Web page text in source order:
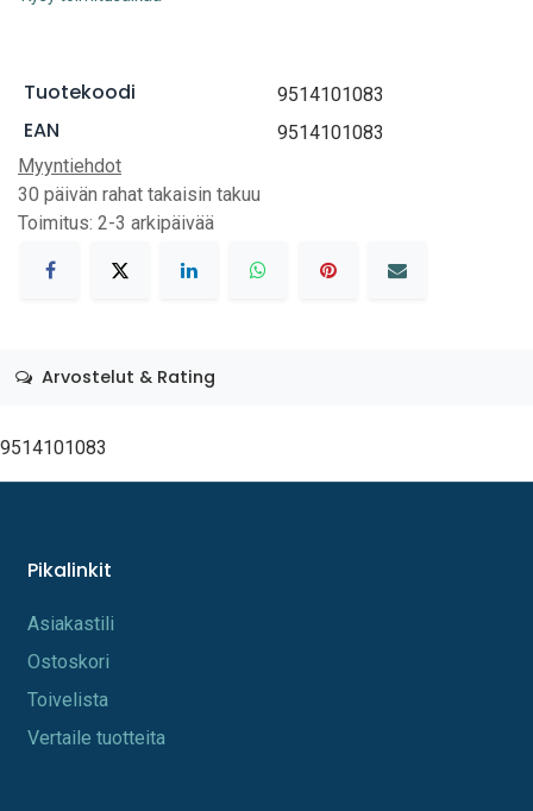
Tuotekoodi 9514101083
EAN
9514101083
Myyntiehdot
30 päivän rahat takaisin takuu
Toimitus: 2-3 arkipäivää
Arvostelut & Rating
9514101083
Pikalinkit
A​s​iakastili
Os​toskori
Toi​velista
Vertaile tuotteita